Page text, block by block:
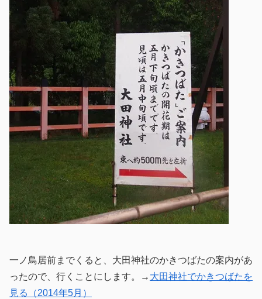
一ノ鳥居前までくると、大田神社のかきつばたの案内があ
ったので、行くことにします。→ 大田神社でかきつばたを
見る（2014年5月）